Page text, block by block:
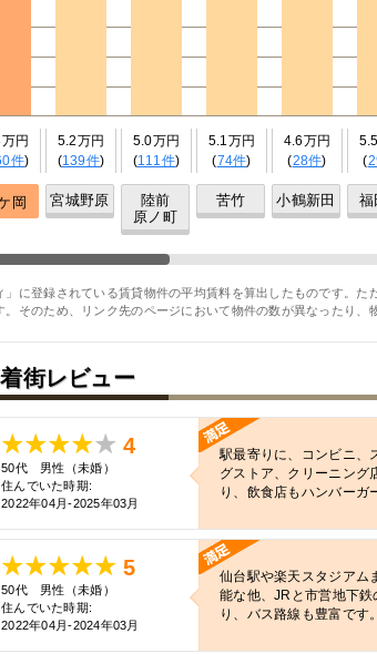
円
件)
岡
5.2万円
(139件)
宮城野原
5.0万円
(111件)
陸前
原ノ町
5.1万円
(74件)
苦竹
4.6万円
(28件)
小鶴新田
(
福
に登録されている賃貸物件の平均賃料を算出したものです。た
そのため、リンク先のページにおいて物件の数が異なったり、
街レビュー
4
50代 男性（未婚）
住んでいた時期:
2022年04月-2025年03月
駅最寄りに、コンビニ、
グストア、クリーニング
り、飲食店もハンバーガ
5
50代 男性（未婚）
住んでいた時期:
2022年04月-2024年03月
仙台駅や楽天スタジアム
能な他、JRと市営地下鉄
り、バス路線も豊富です